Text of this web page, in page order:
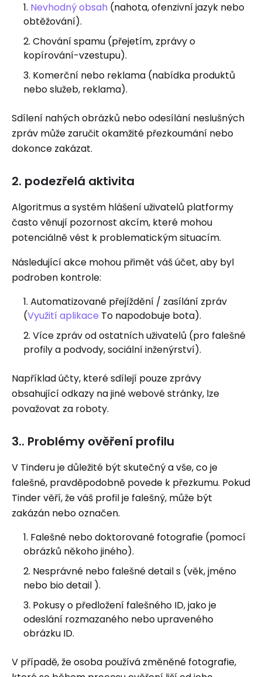
Nevhodný obsah (nahota, ofenzivní jazyk nebo
obtěžování).
Chování spamu (přejetím, zprávy o
kopírování-vzestupu).
Komerční nebo reklama (nabídka produktů
nebo služeb, reklama).
Sdílení nahých obrázků nebo odesílání neslušných
zpráv může zaručit okamžité přezkoumání nebo
dokonce zakázat.
2. podezřelá aktivita
Algoritmus a systém hlášení uživatelů platformy
často věnují pozornost akcím, které mohou
potenciálně vést k problematickým situacím.
Následující akce mohou přimět váš účet, aby byl
podroben kontrole:
Automatizované přejíždění / zasílání zpráv
(Využití aplikace To napodobuje bota).
Více zpráv od ostatních uživatelů (pro falešné
profily a podvody, sociální inženýrství).
Například účty, které sdílejí pouze zprávy
obsahující odkazy na jiné webové stránky, lze
považovat za roboty.
3.. Problémy ověření profilu
V Tinderu je důležité být skutečný a vše, co je
falešné, pravděpodobně povede k přezkumu. Pokud
Tinder věří, že váš profil je falešný, může být
zakázán nebo označen.
Falešné nebo doktorované fotografie (pomocí
obrázků někoho jiného).
Nesprávné nebo falešné detail s (věk, jméno
nebo bio detail ).
Pokusy o předložení falešného ID, jako je
odeslání rozmazaného nebo upraveného
obrázku ID.
V případě, že osoba používá změněné fotografie,